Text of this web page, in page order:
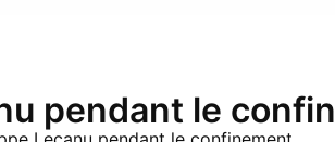
pendant le